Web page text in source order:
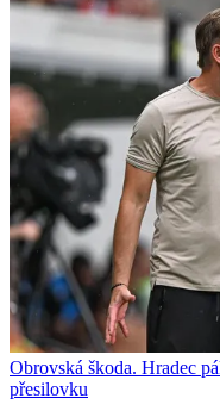
Obrovská škoda. Hradec
přesilovku